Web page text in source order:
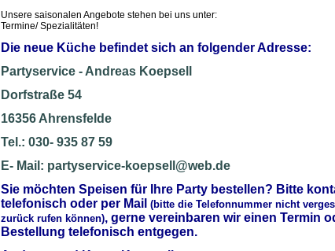
Unsere saisonalen Angebote stehen bei uns unter:
Termine/ Spezialitäten!
Die neue Küche befindet sich an folgender Adresse:
Partyservice - Andreas Koepsell
Dorfstraße 54
16356 Ahrensfelde
Tel.: 030- 935 87 59
E- Mail: partyservice-koepsell@web.de
Sie möchten Speisen für Ihre Party bestellen? Bitte
telefonisch oder per Mail (bitte die Telefonnummer nicht
zurück rufen können), gerne vereinbaren wir einen Termin
Bestellung telefonisch entgegen.